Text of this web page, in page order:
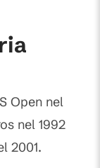
Open nel
nel 1992
2001.